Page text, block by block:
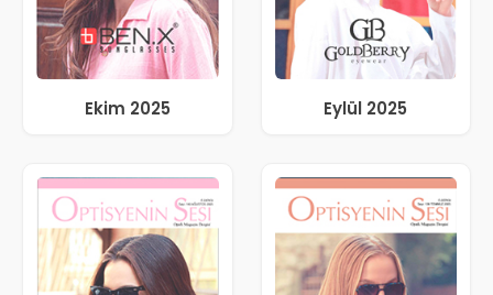
Ekim 2025 Eylül 2025